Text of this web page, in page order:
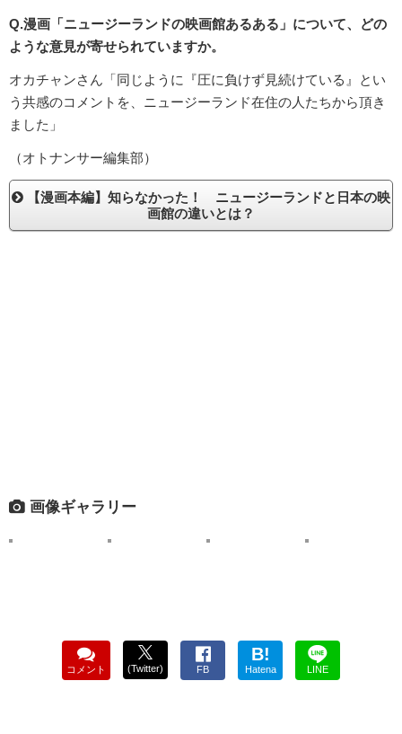
Q.漫画「ニュージーランドの映画館あるある」について、どの
ような意見が寄せられていますか。
オカチャンさん「同じように『圧に負けず見続けている』とい
う共感のコメントを、ニュージーランド在住の人たちから頂き
ました」
（オトナンサー編集部）
【漫画本編】知らなかった！ ニュージーランドと日本の映
画館の違いとは？
画像ギャラリー
コメント (Twitter) FB
B!
Hatena LINE